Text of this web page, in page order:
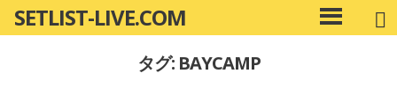
ン
SETLIST-LIVE.COM
メ
イ
タグ: BAYCAMP